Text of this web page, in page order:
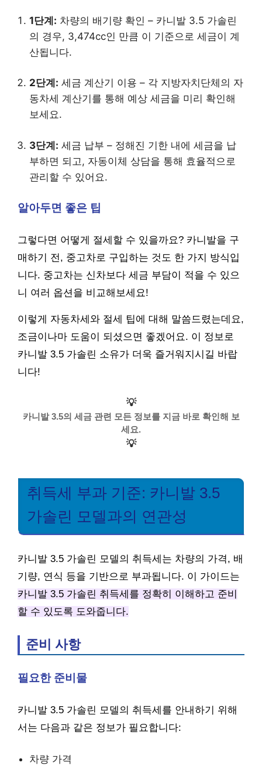
1단계: 차량의 배기량 확인 – 카니발 3.5 가솔린
의 경우, 3,474cc인 만큼 이 기준으로 세금이 계
산됩니다.
2단계: 세금 계산기 이용 – 각 지방자치단체의 자
동차세 계산기를 통해 예상 세금을 미리 확인해
보세요.
3단계: 세금 납부 – 정해진 기한 내에 세금을 납
부하면 되고, 자동이체 상담을 통해 효율적으로
관리할 수 있어요.
알아두면 좋은 팁
그렇다면 어떻게 절세할 수 있을까요? 카니발을 구
매하기 전, 중고차로 구입하는 것도 한 가지 방식입
니다. 중고차는 신차보다 세금 부담이 적을 수 있으
니 여러 옵션을 비교해보세요!
이렇게 자동차세와 절세 팁에 대해 말씀드렸는데요,
조금이나마 도움이 되셨으면 좋겠어요. 이 정보로
카니발 3.5 가솔린 소유가 더욱 즐거워지시길 바랍
니다!
💡
카니발 3.5의 세금 관련 모든 정보를 지금 바로 확인해 보
세요.
💡
취득세 부과 기준: 카니발 3.5
가솔린 모델과의 연관성
카니발 3.5 가솔린 모델의 취득세는 차량의 가격, 배
기량, 연식 등을 기반으로 부과됩니다. 이 가이드는
카니발 3.5 가솔린 취득세를 정확히 이해하고 준비
할 수 있도록 도와줍니다.
준비 사항
필요한 준비물
카니발 3.5 가솔린 모델의 취득세를 안내하기 위해
서는 다음과 같은 정보가 필요합니다:
차량 가격